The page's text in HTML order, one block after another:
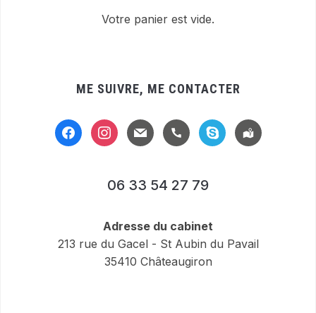
Votre panier est vide.
ME SUIVRE, ME CONTACTER
facebookinstagram
mail handsetskype
location-
alt
06 33 54 27 79
Adresse du cabinet
213 rue du Gacel - St Aubin du Pavail
35410 Châteaugiron